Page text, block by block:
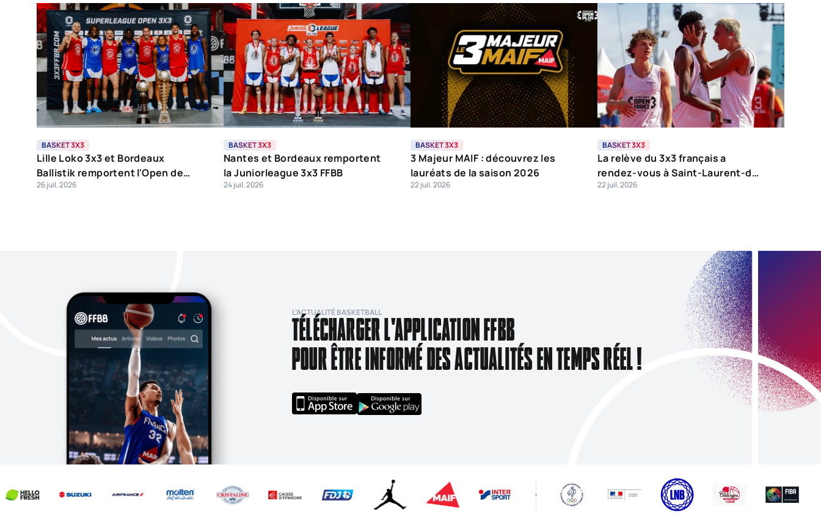
BASKET 3X3
Lille Loko 3x3 et Bordeaux
Ballistik remportent l'Open de
France 3X3 FFBB 2026
26 juil. 2026
BASKET 3X3
Nantes et Bordeaux remportent
la Juniorleague 3x3 FFBB
24 juil. 2026
BASKET 3X3
3 Majeur MAIF : découvrez les
lauréats de la saison 2026
22 juil. 2026
BASKET 3X3
La relève du 3x3 français a
rendez-vous à Saint-Laurent-du-
Var
22 juil. 2026
L’ACTUALITÉ BASKETBALL
TÉLÉCHARGER L'APPLICATION FFBB
POUR ÊTRE INFORMÉ DES ACTUALITÉS EN TEMPS RÉEL !